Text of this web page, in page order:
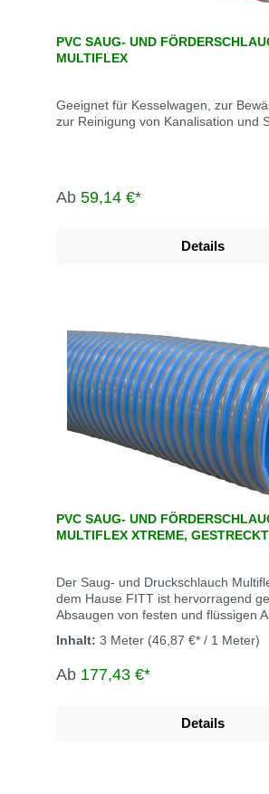
PVC SAUG- UND
MULTIFLEX
Geeignet für Kesselwagen, zur
zur Reinigung von Kanalisation und
Ab 59,14 €*
Details
PVC SAUG- UND
MULTIFLEX XTREME,
Der Saug- und Druckschlauch
dem Hause FITT ist hervorragend
Absaugen von festen und flüssigen
Reinigung von Kanalisation und
Eigenschaften ist der Schlauch für
Spiralschlauch mit Verstärkung aus
Inhalt: 3 Meter (46,87 €* / 1 Meter)
Ab 177,43 €*
Details